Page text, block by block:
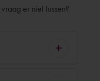
er niet tussen?